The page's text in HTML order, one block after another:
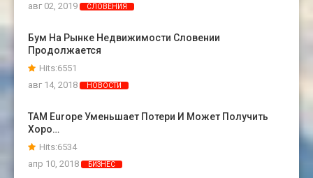
авг 02, 2019
СЛОВЕНИЯ
Бум На Рынке Недвижимости Словении
Продолжается
Hits:6551
авг 14, 2018
НОВОСТИ
TAM Europe Уменьшает Потери И Может Получить
Хоро…
Hits:6534
апр 10, 2018
БИЗНЕС